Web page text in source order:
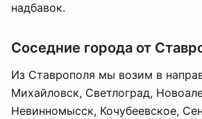
надбавок.
Соседние города от
Из Ставрополя мы возим в
Михайловск, Светлоград,
Невинномысск, Кочубеевское,